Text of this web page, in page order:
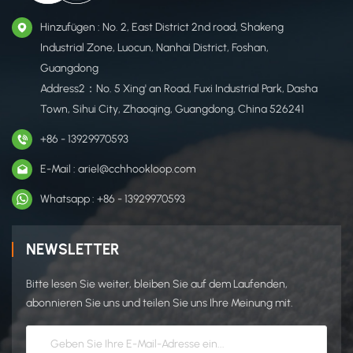
Hinzufügen : No. 2, East District 2nd road, Shakeng
Industrial Zone, Luocun, Nanhai District, Foshan,
Guangdong
Address2：No. 5 Xing' an Road, Fuxi Industrial Park, Dasha
Town, Sihui City, Zhaoqing, Guangdong, China 526241
+86 - 13929970593
E-Mail : ariel@cchhookloop.com
Whatsapp : +86 - 13929970593
NEWSLETTER
Bitte lesen Sie weiter, bleiben Sie auf dem Laufenden,
abonnieren Sie uns und teilen Sie uns Ihre Meinung mit.